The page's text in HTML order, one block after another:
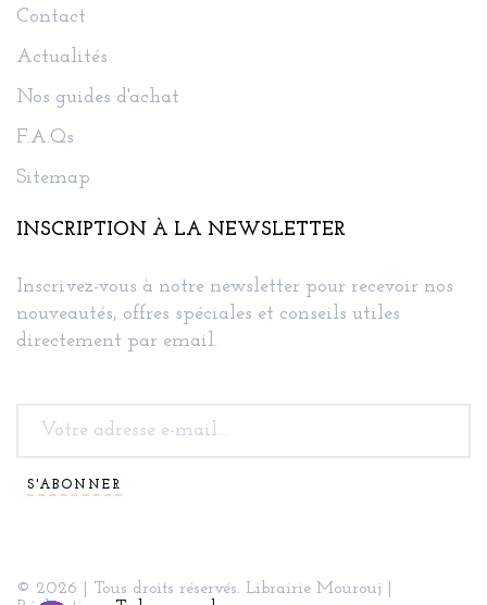
Contact
Actualités
Nos guides d'achat
F.A.Qs
Sitemap
INSCRIPTION À LA NEWSLETTER
Inscrivez-vous à notre newsletter pour recevoir nos
nouveautés, offres spéciales et conseils utiles
directement par email.
S'ABONNER
© 2026 | Tous droits réservés. Librairie Mourouj |